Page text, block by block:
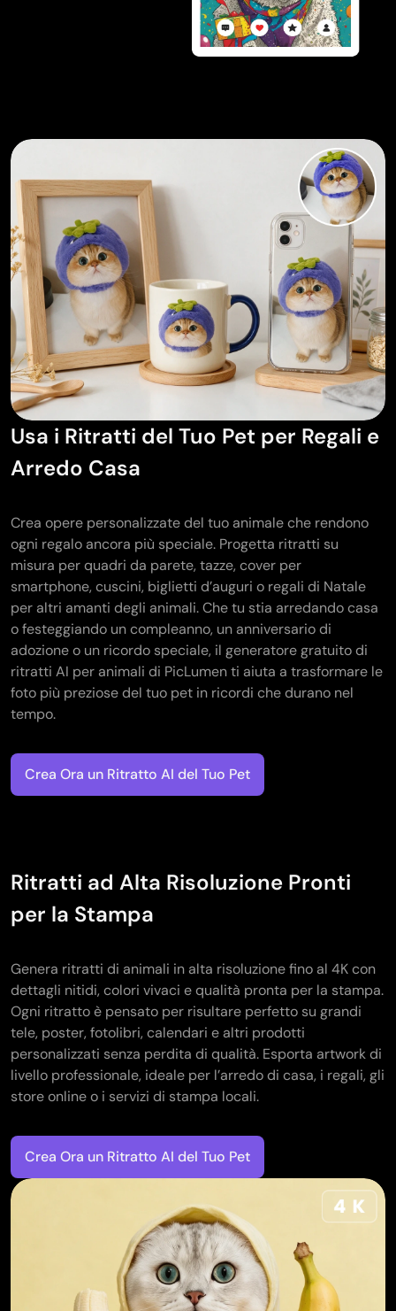
Usa i Ritratti del Tuo Pet per Regali e
Arredo Casa
Crea opere personalizzate del tuo animale che rendono
ogni regalo ancora più speciale. Progetta ritratti su
misura per quadri da parete, tazze, cover per
smartphone, cuscini, biglietti d’auguri o regali di Natale
per altri amanti degli animali. Che tu stia arredando casa
o festeggiando un compleanno, un anniversario di
adozione o un ricordo speciale, il generatore gratuito di
ritratti AI per animali di PicLumen ti aiuta a trasformare le
foto più preziose del tuo pet in ricordi che durano nel
tempo.
Crea Ora un Ritratto AI del Tuo Pet
Ritratti ad Alta Risoluzione Pronti
per la Stampa
Genera ritratti di animali in alta risoluzione fino al 4K con
dettagli nitidi, colori vivaci e qualità pronta per la stampa.
Ogni ritratto è pensato per risultare perfetto su grandi
tele, poster, fotolibri, calendari e altri prodotti
personalizzati senza perdita di qualità. Esporta artwork di
livello professionale, ideale per l’arredo di casa, i regali, gli
store online o i servizi di stampa locali.
Crea Ora un Ritratto AI del Tuo Pet